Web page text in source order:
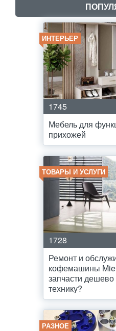
ИНТЕРЬЕР
1745
Мебель для
прихожей
ТОВАРЫ И УСЛУГИ
1728
Ремонт и
кофемашины
запчасти дешево
технику?
РАЗНОЕ